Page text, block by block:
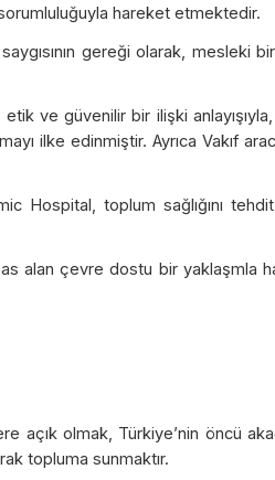
hareket etmektedir.
gereği olarak, mesleki
ve güvenilir bir ilişki
ilke edinmiştir. Ayrıca Vakıf
Hospital, toplum sağlığını
alan çevre dostu bir yaklaşmla
açık olmak, Türkiye’nin öncü
topluma sunmaktır.